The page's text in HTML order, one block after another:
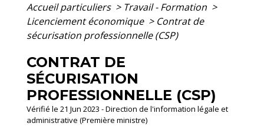
Accueil particuliers > Travail - Formation >
Licenciement économique > Contrat de
sécurisation professionnelle (CSP)
CONTRAT DE
SÉCURISATION
PROFESSIONNELLE (CSP)
Vérifié le 21 Jun 2023 - Direction de l'information légale et
administrative (Première ministre)